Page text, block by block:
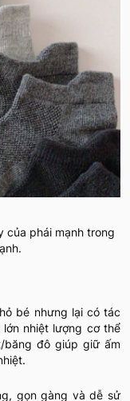
của phái mạnh trong
bé nhưng lại có tác
nhiệt lượng cơ thể
đô giúp giữ ấm
gọn gàng và dễ sử